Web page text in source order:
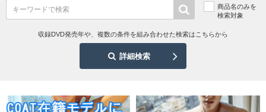
商品名のみを
検索対象
収録DVD発売年や、複数の条件を組み合わせた検索はこちらから
詳細検索